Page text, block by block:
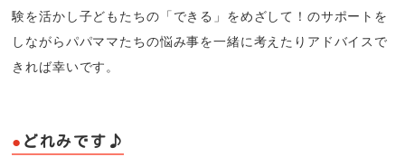
験を活かし子どもたちの「できる」をめざして！のサポートを
しながらパパママたちの悩み事を一緒に考えたりアドバイスで
きれば幸いです。
どれみです♪